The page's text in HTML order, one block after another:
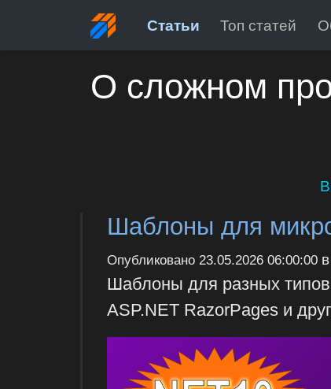
Статьи Топ статей
О сложном
Шаблоны для
Опубликовано 23.05.2026 06:00:00в
Шаблоны для разных
ASP.NET RazorPages и